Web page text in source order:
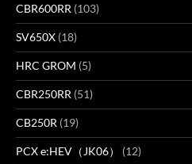
CBR600RR (103)
SV650X (18)
HRC GROM (5)
CBR250RR (51)
CB250R (19)
PCX e:HEV（JK06） (12)